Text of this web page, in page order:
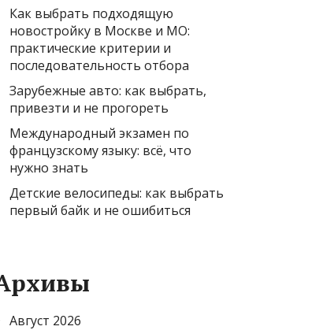
Как выбрать подходящую
новостройку в Москве и МО:
практические критерии и
последовательность отбора
Зарубежные авто: как выбрать,
привезти и не прогореть
Международный экзамен по
французскому языку: всё, что
нужно знать
Детские велосипеды: как выбрать
первый байк и не ошибиться
Август 2026